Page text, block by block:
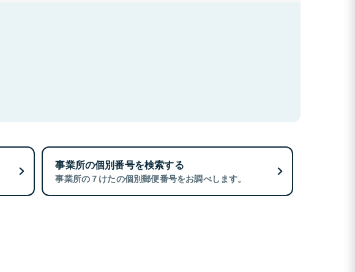
事業所の個別番号を検索する
事業所の７けたの個別郵便番号をお調べします。